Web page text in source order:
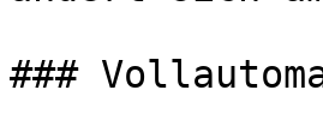
###